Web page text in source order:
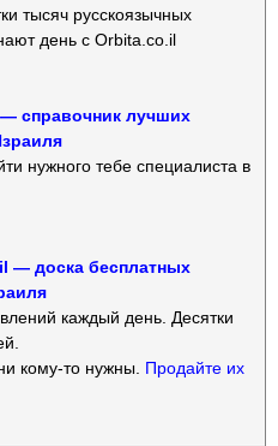
тысяч русскоязычных
день с Orbita.co.il
справочник лучших
нужного тебе специалиста в
— доска бесплатных
каждый день. Десятки
кому-то нужны. Продайте их